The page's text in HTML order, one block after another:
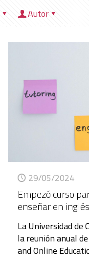
Autor
29/05/2024
Empezó curso
enseñar en inglés
La Universidad de
la reunión anual
and Online